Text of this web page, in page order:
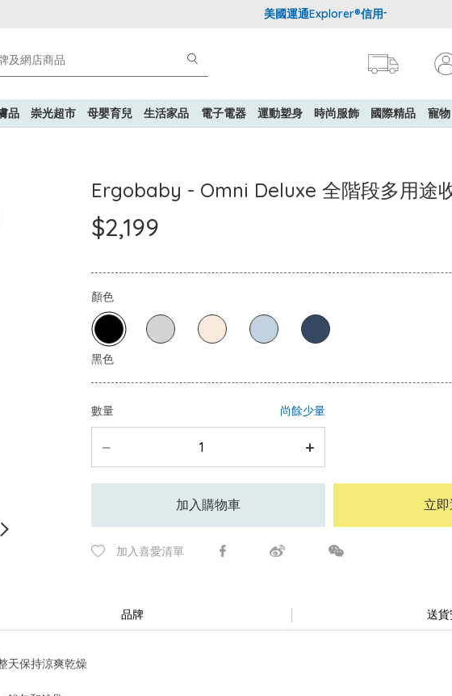
美國運通Explorer®信用卡會員購物禮遇：
品 崇光超市 母嬰育兒 生活家品 電子電器 運動塑身 時尚服飾 國際精品 寵物
Ergobaby - Omni Deluxe 全階段多用途
$2,199
顏色
數量 尚餘少量
加入購物車 立
加入喜愛清單
品牌 送
天保持涼爽乾燥